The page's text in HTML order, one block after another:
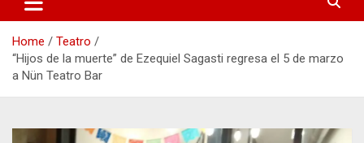
Home
Teatro
“Hijos de la muerte” de Ezequiel Sagasti regresa el 5 de marzo
a Nün Teatro Bar